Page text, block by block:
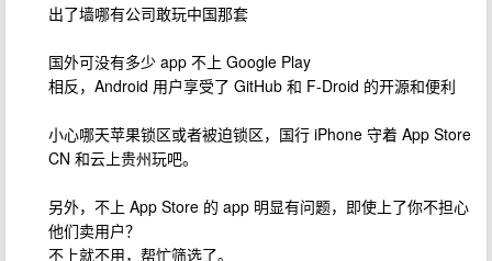
出了墙哪有公司敢玩中国那套
国外可没有多少 app 不上 Google Play
相反，Android 用户享受了 GitHub 和 F-Droid 的开源和便利
小心哪天苹果锁区或者被迫锁区，国行 iPhone 守着 App Store
CN 和云上贵州玩吧。
另外，不上 App Store 的 app 明显有问题，即使上了你不担心
他们卖用户？
不上就不用，帮忙筛选了。